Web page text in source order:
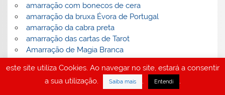
amarração com bonecos de cera
amarração da bruxa Évora de Portugal
amarração da cabra preta
amarração das cartas de Tarot
Amarração de Magia Branca
Amarração de Magia Negra
amarração de magia negra, tudo sobre amarração de
magia negra
este site utiliza Cookies. Ao navegar no site, estará a consentir
a sua utilização.
Saiba mais . Entendi .